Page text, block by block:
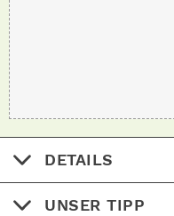
DETAILS
UNSER TIPP